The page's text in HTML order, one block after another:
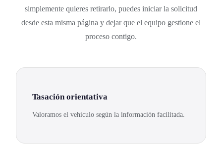
simplemente quieres retirarlo, puedes iniciar la solicitud
desde esta misma página y dejar que el equipo gestione el
proceso contigo.
Tasación orientativa
Valoramos el vehículo según la información facilitada.